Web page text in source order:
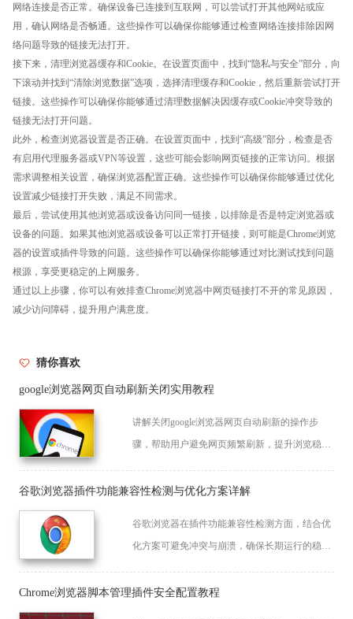
网络连接是否正常。确保设备已连接到互联网，可以尝试打开其他网站或应
用，确认网络是否畅通。这些操作可以确保你能够通过检查网络连接排除因网
络问题导致的链接无法打开。
接下来，清理浏览器缓存和Cookie。在设置页面中，找到“隐私与安全”部分，向
下滚动并找到“清除浏览数据”选项，选择清理缓存和Cookie，然后重新尝试打开
链接。这些操作可以确保你能够通过清理数据解决因缓存或Cookie冲突导致的
链接无法打开问题。
此外，检查浏览器设置是否正确。在设置页面中，找到“高级”部分，检查是否
有启用代理服务器或VPN等设置，这些可能会影响网页链接的正常访问。根据
需求调整相关设置，确保浏览器配置正确。这些操作可以确保你能够通过优化
设置减少链接打开失败，满足不同需求。
最后，尝试使用其他浏览器或设备访问同一链接，以排除是否是特定浏览器或
设备的问题。如果其他浏览器或设备可以正常打开链接，则可能是Chrome浏览
器的设置或插件导致的问题。这些操作可以确保你能够通过对比测试找到问题
根源，享受更稳定的上网服务。
通过以上步骤，你可以有效排查Chrome浏览器中网页链接打不开的常见原因，
减少访问障碍，提升用户满意度。
猜你喜欢
google浏览器网页自动刷新关闭实用教程
讲解关闭google浏览器网页自动刷新的操作步
骤，帮助用户避免网页频繁刷新，提升浏览稳定
谷歌浏览器插件功能兼容性检测与优化方案详解
谷歌浏览器在插件功能兼容性检测方面，结合优
化方案可避免冲突与崩溃，确保长期运行的稳定
Chrome浏览器脚本管理插件安全配置教程